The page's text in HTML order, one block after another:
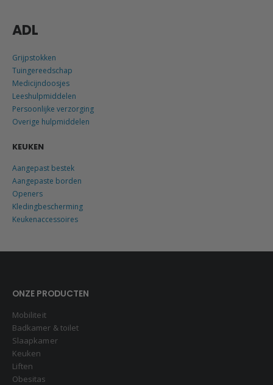
ADL
Grijpstokken
Tuingereedschap
Medicijndoosjes
Leeshulpmiddelen
Persoonlijke verzorging
Overige hulpmiddelen
KEUKEN
Aangepast bestek
Aangepaste borden
Openers
Kledingbescherming
Keukenaccessoires
ONZE PRODUCTEN
Mobiliteit
Badkamer & toilet
Slaapkamer
Keuken
Liften
Obesitas